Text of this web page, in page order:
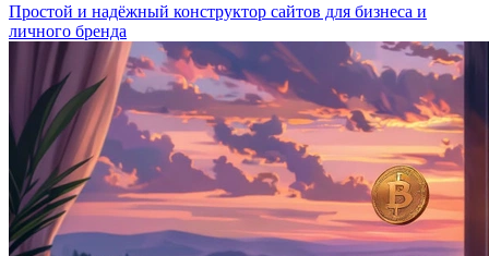
Простой и надёжный конструктор сайтов для бизнеса и
личного бренда